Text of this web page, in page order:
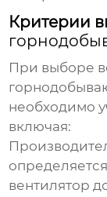
Критерии
При выборе
необходимо
включая:
вентилятор